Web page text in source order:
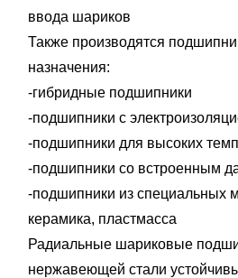
ввода шариков
Также производятся
назначения:
-гибридные подшипники
-подшипники с
-подшипники для высоких
-подшипники сo встроенным
-подшипники из специальных
керамика, пластмасса
Радиальные шариковые
нержавеющей стали